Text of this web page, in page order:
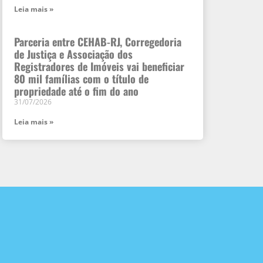
Leia mais »
Parceria entre CEHAB-RJ, Corregedoria
de Justiça e Associação dos
Registradores de Imóveis vai beneficiar
80 mil famílias com o título de
propriedade até o fim do ano
31/07/2026
Leia mais »